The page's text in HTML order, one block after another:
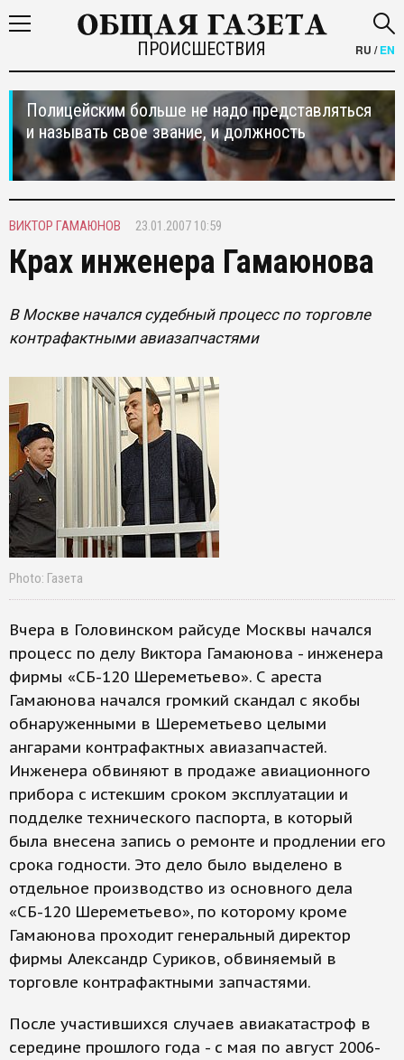
ПРОИСШЕСТВИЯ RU /EN
Полицейским больше не надо представляться
и называть свое звание, и должность
ВИКТОР ГАМАЮНОВ 23.01.2007 10:59
Крах инженера Гамаюнова
В Москве начался судебный процесс по торговле
контрафактными авиазапчастями
Photo: Газета
Вчера в Головинском райсуде Москвы начался
процесс по делу Виктора Гамаюнова - инженера
фирмы «СБ-120 Шереметьево». С ареста
Гамаюнова начался громкий скандал с якобы
обнаруженными в Шереметьево целыми
ангарами контрафактных авиазапчастей.
Инженера обвиняют в продаже авиационного
прибора с истекшим сроком эксплуатации и
подделке технического паспорта, в который
была внесена запись о ремонте и продлении его
срока годности. Это дело было выделено в
отдельное производство из основного дела
«СБ-120 Шереметьево», по которому кроме
Гамаюнова проходит генеральный директор
фирмы Александр Суриков, обвиняемый в
торговле контрафактными запчастями.
После участившихся случаев авиакатастроф в
середине прошлого года - с мая по август 2006-